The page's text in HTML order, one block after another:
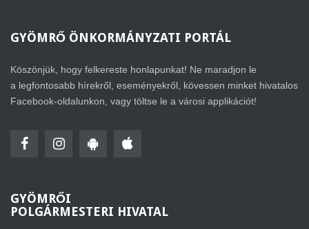
GYÖMRŐ ÖNKORMÁNYZATI PORTÁL
Köszönjük, hogy felkereste honlapunkat! Ne maradjon le
a legfontosabb hírekről, eseményekről, kövessen minket hivatalos
Facebook-oldalunkon, vagy töltse le a városi applikációt!
GYÖMRŐI
POLGÁRMESTERI HIVATAL